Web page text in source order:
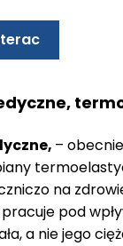
–
na
pod
a nie jego